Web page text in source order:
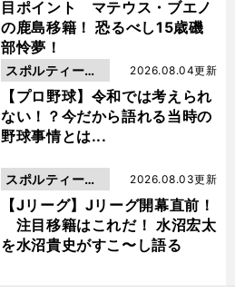
目ポイント マテウス・ブエノ
の鹿島移籍！ 恐るべし15歳磯
部怜夢！
【プロ野球】令和では考えられ
ない！？今だから語れる当時の
野球事情とは...
2026.08.04更新
スポルティーバ
動画
【Jリーグ】Jリーグ開幕直前！
注目移籍はこれだ！ 水沼宏太
を水沼貴史がすこ〜し語る
2026.08.03更新
スポルティーバ
動画